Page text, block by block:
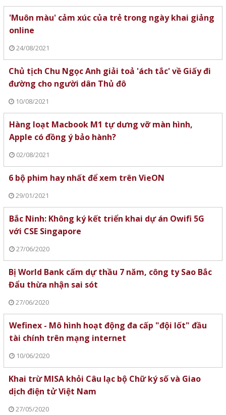
'Muôn màu' cảm xúc của trẻ trong ngày khai giảng
online
24/08/2021
Chủ tịch Chu Ngọc Anh giải toả 'ách tắc' về Giấy đi
đường cho người dân Thủ đô
10/08/2021
Hàng loạt Macbook M1 tự dưng vỡ màn hình,
Apple có đồng ý bảo hành?
02/08/2021
6 bộ phim hay nhất để xem trên VieON
29/01/2021
Bắc Ninh: Không ký kết triển khai dự án Owifi 5G
với CSE Singapore
27/06/2020
Bị World Bank cấm dự thầu 7 năm, công ty Sao Bắc
Đẩu thừa nhận sai sót
27/06/2020
Wefinex - Mô hình hoạt động đa cấp "đội lốt" đầu
tài chính trên mạng internet
10/06/2020
Khai trừ MISA khỏi Câu lạc bộ Chữ ký số và Giao
dịch điện tử Việt Nam
27/05/2020